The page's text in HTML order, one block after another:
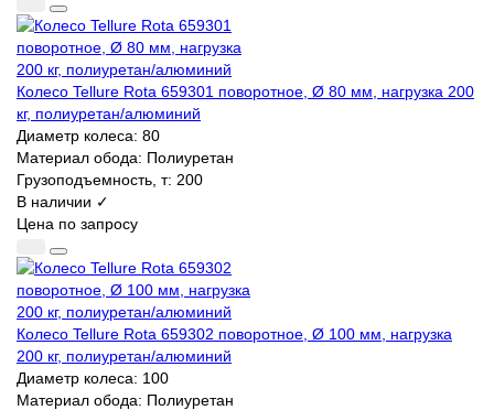
Колесо Tellure Rota 659301 поворотное, Ø 80 мм, нагрузка 200
кг, полиуретан/алюминий
Диаметр колеса: 80
Материал обода: Полиуретан
Грузоподъемность, т: 200
В наличии ✓
Цена по запросу
Колесо Tellure Rota 659302 поворотное, Ø 100 мм, нагрузка
200 кг, полиуретан/алюминий
Диаметр колеса: 100
Материал обода: Полиуретан